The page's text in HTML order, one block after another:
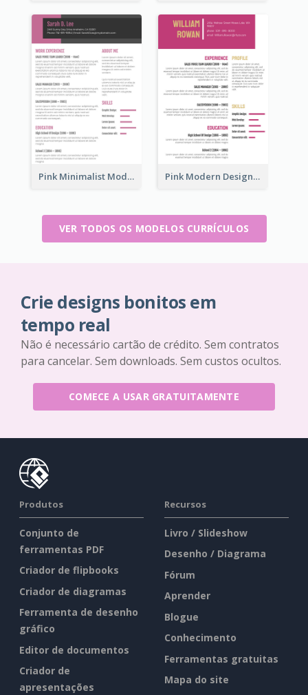
Pink Minimalist Modern Resume Pink Modern Design Resume
VER TODOS OS MODELOS CURRÍCULOS
Crie designs bonitos em
tempo real
Não é necessário cartão de crédito. Sem contratos
para cancelar. Sem downloads. Sem custos ocultos.
COMECE A USAR GRATUITAMENTE
Produtos
Conjunto de
ferramentas PDF
Criador de flipbooks
Criador de diagramas
Ferramenta de desenho
gráfico
Editor de documentos
Criador de
apresentações
Recursos
Livro / Slideshow
Desenho / Diagrama
Fórum
Aprender
Blogue
Conhecimento
Ferramentas gratuitas
Mapa do site